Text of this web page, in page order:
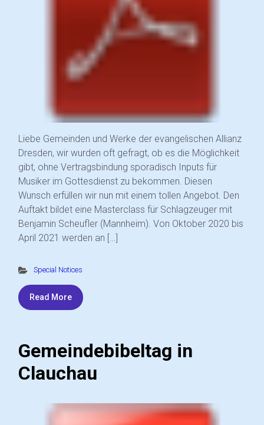
Liebe Gemeinden und Werke der evangelischen Allianz
Dresden, wir wurden oft gefragt, ob es die Möglichkeit
gibt, ohne Vertragsbindung sporadisch Inputs für
Musiker im Gottesdienst zu bekommen. Diesen
Wunsch erfüllen wir nun mit einem tollen Angebot. Den
Auftakt bildet eine Masterclass für Schlagzeuger mit
Benjamin Scheufler (Mannheim). Von Oktober 2020 bis
April 2021 werden an […]
Special Notices
Read More
Gemeindebibeltag in
Clauchau